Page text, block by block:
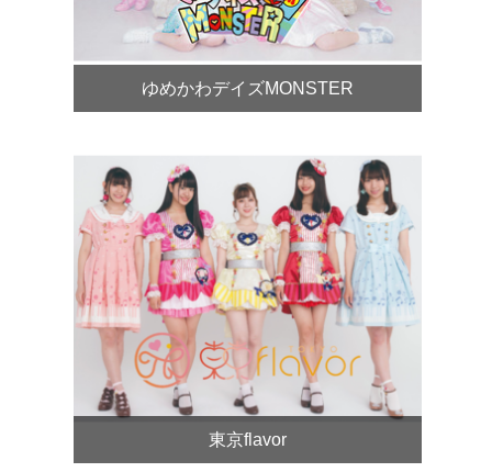
ゆめかわデイズMONSTER
東京flavor